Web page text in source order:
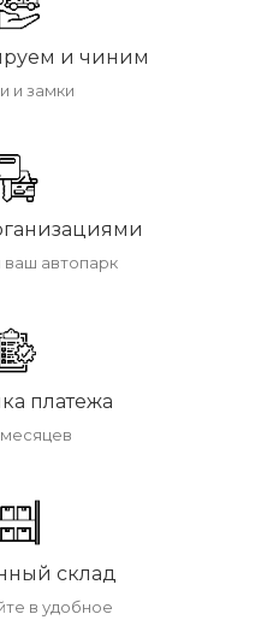
и чиним
и замки
автопарк
платежа
склад
в удобное